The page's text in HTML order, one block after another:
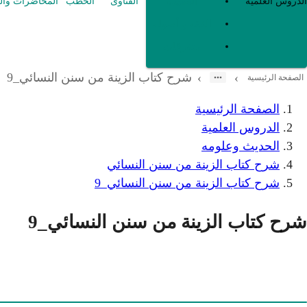
الصفحة الرئيسية ›
› شرح كتاب الزينة من سنن النسائي_9
الصفحة الرئيسية
الدروس العلمية
الحديث وعلومه
شرح كتاب الزينة من سنن النسائي
شرح كتاب الزينة من سنن النسائي_9
شرح كتاب الزينة من سنن النسائي_9